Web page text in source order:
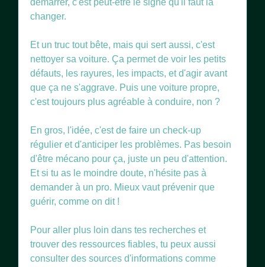
démarrer, c'est peut-être le signe qu'il faut la
changer.
Et un truc tout bête, mais qui sert aussi, c'est
nettoyer sa voiture. Ça permet de voir les petits
défauts, les rayures, les impacts, et d'agir avant
que ça ne s'aggrave. Puis une voiture propre,
c'est toujours plus agréable à conduire, non ?
En gros, l'idée, c'est de faire un check-up
régulier et d'anticiper les problèmes. Pas besoin
d'être mécano pour ça, juste un peu d'attention.
Et si tu as le moindre doute, n'hésite pas à
demander à un pro. Mieux vaut prévenir que
guérir, comme on dit !
Pour aller plus loin dans tes recherches et
trouver des ressources fiables, tu peux aussi
consulter des sources d'informations comme